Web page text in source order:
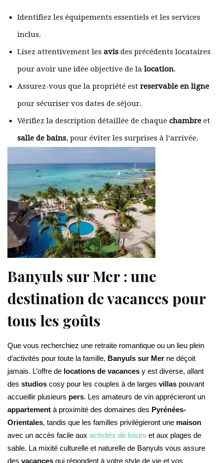
Identifiez les équipements essentiels et les services
inclus.
Lisez attentivement les avis des précédents locataires
pour avoir une idée objective de la location.
Assurez-vous que la propriété est reservable en ligne
pour sécuriser vos dates de séjour.
Vérifiez la description détaillée de chaque chambre et
salle de bains, pour éviter les surprises à l’arrivée.
Banyuls sur Mer : une
destination de vacances pour
tous les goûts
Que vous recherchiez une retraite romantique ou un lieu plein
d’activités pour toute la famille, Banyuls sur Mer ne déçoit
jamais. L’offre de locations de vacances y est diverse, allant
des studios cosy pour les couples à de larges villas pouvant
accueillir plusieurs pers. Les amateurs de vin apprécieront un
appartement à proximité des domaines des Pyrénées-
Orientales, tandis que les familles privilégieront une maison
avec un accès facile aux activités de loisirs et aux plages de
sable. La mixité culturelle et naturelle de Banyuls vous assure
des vacances qui répondent à votre style de vie et vos